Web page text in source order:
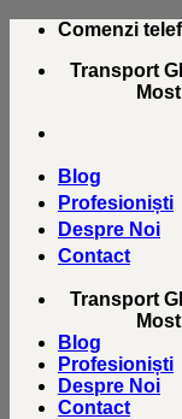
Skip
content
Comenzi
Transport
Blog
Profesioniști
Despre Noi
Contact
Transport
Blog
Profesioniști
Despre Noi
Contact